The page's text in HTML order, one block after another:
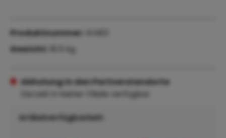
Abholung in den Partnerstandorte
Derzeit in keiner Filiale verfügbar
Artikelverfügbarkeit:
Produktnummer:
Gewicht:
18.5 kg